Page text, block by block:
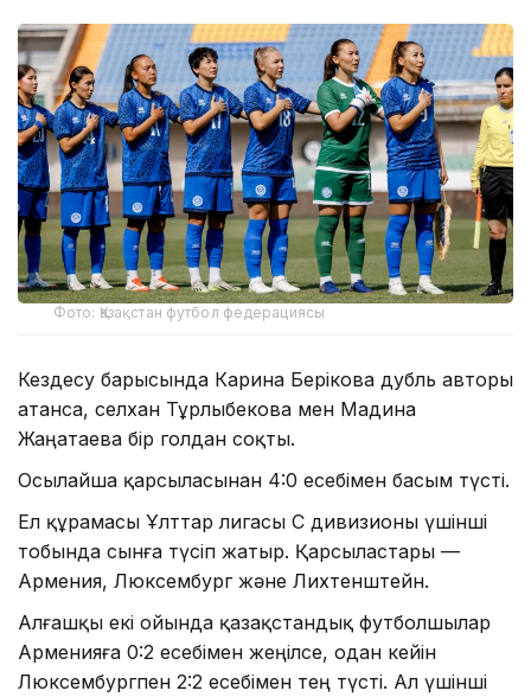
Фото: Қазақстан футбол федерациясы
Кездесу барысында Карина Берікова дубль авторы
атанса, Әселхан Тұрлыбекова мен Мадина
Жаңатаева бір голдан соқты.
Осылайша қарсыласынан 4:0 есебімен басым түсті.
Ел құрамасы Ұлттар лигасы С дивизионы үшінші
тобында сынға түсіп жатыр. Қарсыластары —
Армения, Люксембург және Лихтенштейн.
Алғашқы екі ойында қазақстандық футболшылар
Арменияға 0:2 есебімен жеңілсе, одан кейін
Люксембургпен 2:2 есебімен тең түсті. Ал үшінші